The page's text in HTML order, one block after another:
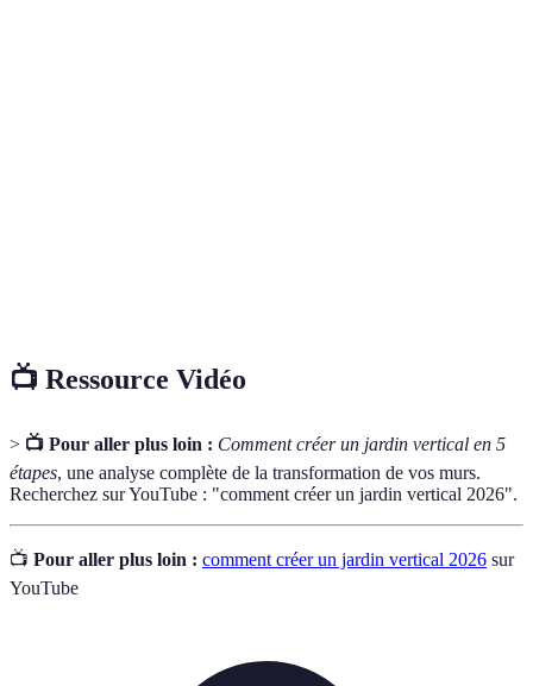
📺 Ressource Vidéo
> 📺 Pour aller plus loin : Comment créer un jardin vertical en 5
étapes, une analyse complète de la transformation de vos murs.
Recherchez sur YouTube : "comment créer un jardin vertical 2026".
📺 Pour aller plus loin : comment créer un jardin vertical 2026 sur
YouTube